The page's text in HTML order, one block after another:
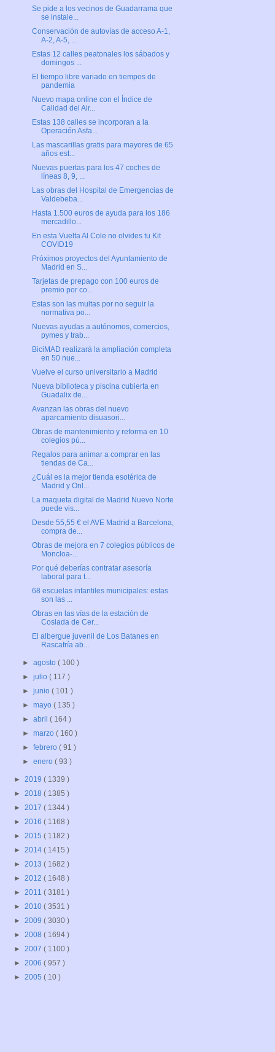
Se pide a los vecinos de Guadarrama que
se instale...
Conservación de autovías de acceso A-1,
A-2, A-5, ...
Estas 12 calles peatonales los sábados y
domingos ...
El tiempo libre variado en tiempos de
pandemia
Nuevo mapa online con el Índice de
Calidad del Air...
Estas 138 calles se incorporan a la
Operación Asfa...
Las mascarillas gratis para mayores de 65
años est...
Nuevas puertas para los 47 coches de
líneas 8, 9, ...
Las obras del Hospital de Emergencias de
Valdebeba...
Hasta 1.500 euros de ayuda para los 186
mercadillo...
En esta Vuelta Al Cole no olvides tu Kit
COVID19
Próximos proyectos del Ayuntamiento de
Madrid en S...
Tarjetas de prepago con 100 euros de
premio por co...
Estas son las multas por no seguir la
normativa po...
Nuevas ayudas a autónomos, comercios,
pymes y trab...
BiciMAD realizará la ampliación completa
en 50 nue...
Vuelve el curso universitario a Madrid
Nueva biblioteca y piscina cubierta en
Guadalix de...
Avanzan las obras del nuevo
aparcamiento disuasori...
Obras de mantenimiento y reforma en 10
colegios pú...
Regalos para animar a comprar en las
tiendas de Ca...
¿Cuál es la mejor tienda esotérica de
Madrid y Onl...
La maqueta digital de Madrid Nuevo Norte
puede vis...
Desde 55,55 € el AVE Madrid a Barcelona,
compra de...
Obras de mejora en 7 colegios públicos de
Moncloa-...
Por qué deberías contratar asesoría
laboral para t...
68 escuelas infantiles municipales: estas
son las ...
Obras en las vías de la estación de
Coslada de Cer...
El albergue juvenil de Los Batanes en
Rascafría ab...
►agosto( 100 )
►julio( 117 )
►junio( 101 )
►mayo( 135 )
►abril( 164 )
►marzo( 160 )
►febrero( 91 )
►enero( 93 )
► 2019 ( 1339 )
► 2018 ( 1385 )
► 2017 ( 1344 )
► 2016 ( 1168 )
► 2015 ( 1182 )
► 2014 ( 1415 )
► 2013 ( 1682 )
► 2012 ( 1648 )
► 2011 ( 3181 )
► 2010 ( 3531 )
► 2009 ( 3030 )
► 2008 ( 1694 )
► 2007 ( 1100 )
► 2006 ( 957 )
► 2005 ( 10 )